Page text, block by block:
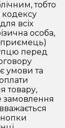
тобто
кодексу
всіх
особа,
перед
умови та
товару,
замовлення